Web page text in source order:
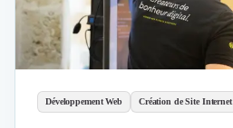
Développement Web Création de Site Internet